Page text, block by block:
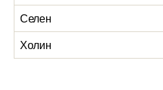
Селен
Холин